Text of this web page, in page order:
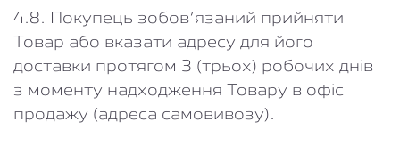
4.8. Покупець зобов’язаний прийняти
Товар або вказати адресу для його
доставки протягом 3 (трьох) робочих днів
з моменту надходження Товару в офіс
продажу (адреса самовивозу).